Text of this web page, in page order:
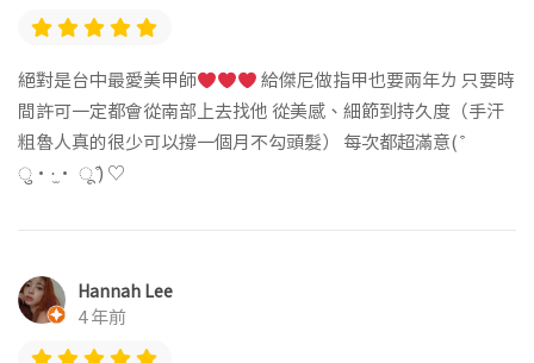
絕對是台中最愛美甲師
給傑尼做指甲也要兩年ㄌ 只要時
間許可一定都會從南部上去找他 從美感、細節到持久度（手汗
粗魯人真的很少可以撐一個月不勾頭髮） 每次都超滿意( ͒
ु•·̫• ू ͒) ♡
Hannah Lee
4 年前